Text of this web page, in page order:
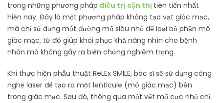
trong những phương pháp điều trị cận thị tiên tiến nhất
hiện nay. Đây là một phương pháp không tạo vạt giác mạc,
mà chỉ sử dụng một đường mổ siêu nhỏ để loại bỏ phần mô
giác mạc, từ đó giúp khôi phục khả năng nhìn cho bệnh
nhân mà không gây ra biến chứng nghiêm trọng.
Khi thực hiện phẫu thuật ReLEx SMILE, bác sĩ sẽ sử dụng công
nghệ laser để tạo ra một lenticule (mô giác mạc) bên
trong giác mạc. Sau đó, thông qua một vết mổ cực nhỏ chỉ